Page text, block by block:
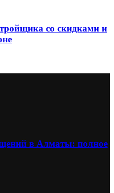
со скидками и
в Алматы: полное